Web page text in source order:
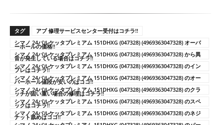
タグ
アブ 修理サービスセンター受付はコチラ!!
シマノ 24バルケッタプレミアム 151DHXG (047328) (4969363047328) オーバ
ーホールの価格!!
シマノ 24バルケッタプレミアム 151DHXG (047328) (4969363047328) から異
音が発生している場合はコチラ!!
シマノ 24バルケッタプレミアム 151DHXG (047328) (4969363047328) のイン
プレはコチラ!!
シマノ 24バルケッタプレミアム 151DHXG (047328) (4969363047328) のオー
バーホール値段が安いのはココ!!
シマノ 24バルケッタプレミアム 151DHXG (047328) (4969363047328) のクラ
ッチが固い重い場合の修理はコチラ!!
シマノ 24バルケッタプレミアム 151DHXG (047328) (4969363047328) のスペ
ックはコチラ!!
シマノ 24バルケッタプレミアム 151DHXG (047328) (4969363047328) のネジ
ナット舐めはココ!!